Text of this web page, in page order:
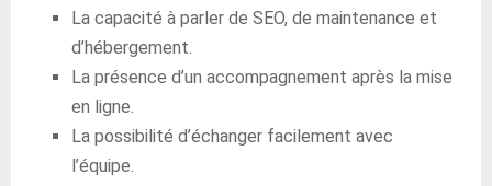
La capacité à parler de SEO, de maintenance et
d’hébergement.
La présence d’un accompagnement après la mise
en ligne.
La possibilité d’échanger facilement avec
l’équipe.